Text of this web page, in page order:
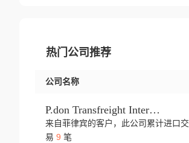
热门公司推荐
公司名称
P.don Transfreight International
来自菲律宾的客户，此公司累计进口交
易 9 笔